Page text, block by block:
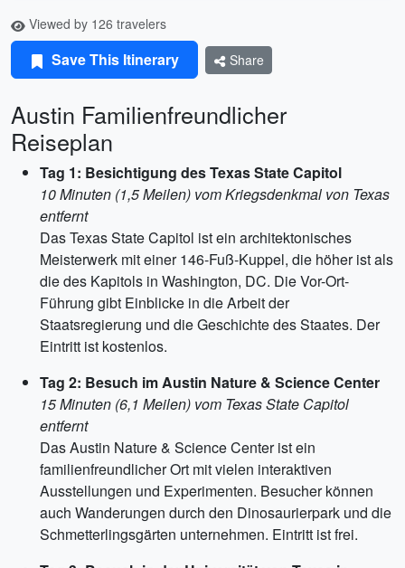
Viewed by 126 travelers
Save This Itinerary Share
Austin Familienfreundlicher
Reiseplan
Tag 1: Besichtigung des Texas State Capitol
10 Minuten (1,5 Meilen) vom Kriegsdenkmal von Texas
entfernt
Das Texas State Capitol ist ein architektonisches
Meisterwerk mit einer 146-Fuß-Kuppel, die höher ist als
die des Kapitols in Washington, DC. Die Vor-Ort-
Führung gibt Einblicke in die Arbeit der
Staatsregierung und die Geschichte des Staates. Der
Eintritt ist kostenlos.
Tag 2: Besuch im Austin Nature & Science Center
15 Minuten (6,1 Meilen) vom Texas State Capitol
entfernt
Das Austin Nature & Science Center ist ein
familienfreundlicher Ort mit vielen interaktiven
Ausstellungen und Experimenten. Besucher können
auch Wanderungen durch den Dinosaurierpark und die
Schmetterlingsgärten unternehmen. Eintritt ist frei.